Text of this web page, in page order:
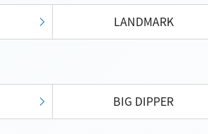
LANDMARK
BIG DIPPER